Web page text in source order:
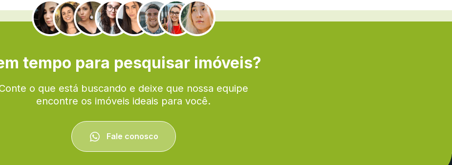
.
tempo para pesquisar imóveis?
o que está buscando e deixe que nossa equipe
encontre os imóveis ideais para você.
Fale conosco